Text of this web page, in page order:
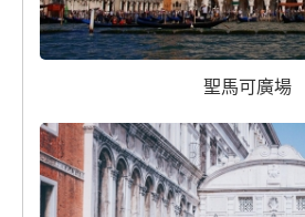
聖馬可廣場